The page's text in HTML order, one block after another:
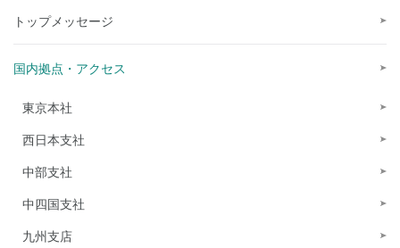
トップメッセージ
国内拠点・アクセス
東京本社
西日本支社
中部支社
中四国支社
九州支店